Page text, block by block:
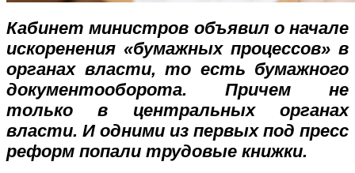
Кабинет министров объявил о начале
искоренения «бумажных процессов» в
органах власти, то есть бумажного
документооборота. Причем не
только в центральных органах
власти. И одними из первых под пресс
реформ попали трудовые книжки.